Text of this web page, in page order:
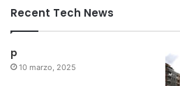
Recent Tech News
p
10 marzo, 2025